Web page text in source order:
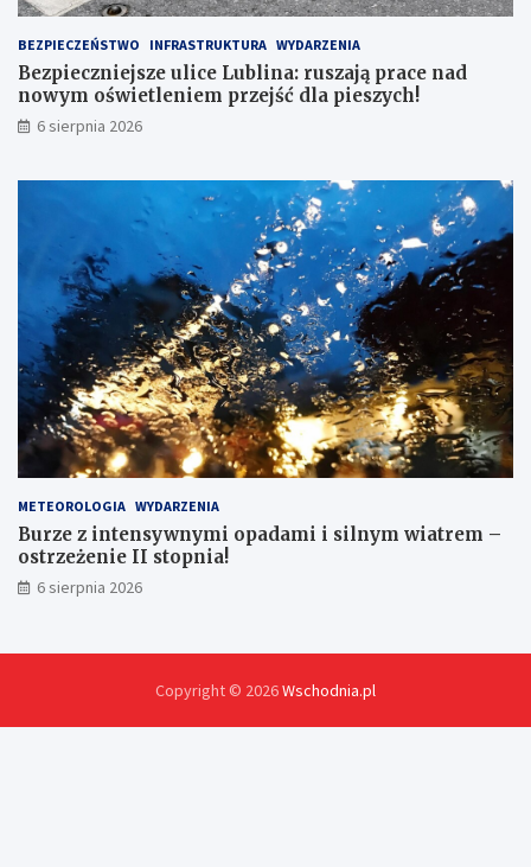
BEZPIECZEŃSTWO INFRASTRUKTURA WYDARZENIA
Bezpieczniejsze ulice Lublina: ruszają prace nad
nowym oświetleniem przejść dla pieszych!
6 sierpnia 2026
METEOROLOGIA WYDARZENIA
Burze z intensywnymi opadami i silnym wiatrem –
ostrzeżenie II stopnia!
6 sierpnia 2026
Copyright © 2026Wschodnia.pl